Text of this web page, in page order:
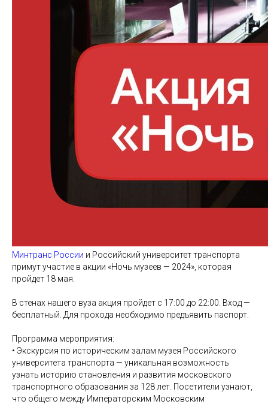
Минтранс России и Российский университет транспорта
примут участие в акции «Ночь музеев — 2024», которая
пройдет 18 мая.
В стенах нашего вуза акция пройдет с 17:00 до 22:00. Вход —
бесплатный. Для прохода необходимо предъявить паспорт.
Программа мероприятия:
•⁠ ⁠Экскурсия по историческим залам музея Российского
университета транспорта — уникальная возможность
узнать историю становления и развития московского
транспортного образования за 128 лет. Посетители узнают,
что общего между Императорским Московским